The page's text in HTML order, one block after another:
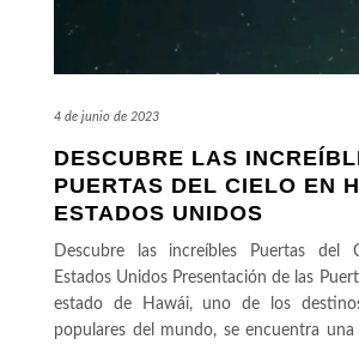
4 de junio de 2023
DESCUBRE LAS
PUERTAS DEL CIELO EN
ESTADOS UNIDOS
Descubre las increíbles Puertas del
Estados Unidos Presentación de las
estado de Hawái, uno de los
populares del mundo, se encuentra una